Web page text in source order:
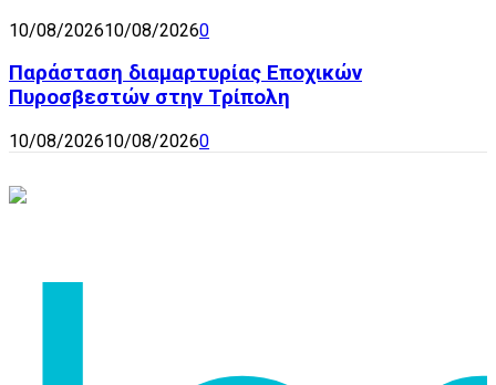
10/08/202610/08/20260
Παράσταση διαμαρτυρίας Εποχικών
Πυροσβεστών στην Τρίπολη
10/08/202610/08/20260